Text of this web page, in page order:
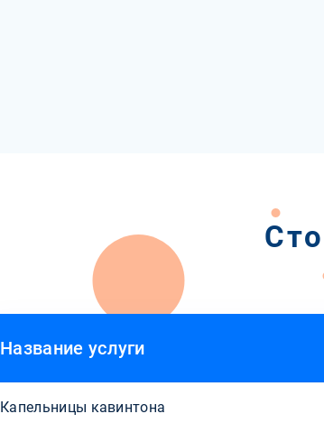
Название услуги
Капельницы кавинтона